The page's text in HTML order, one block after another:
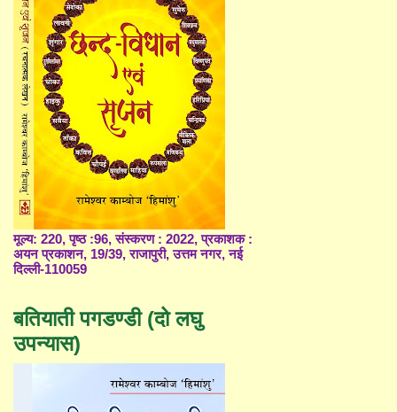
मूल्य: 220, पृष्ठ :96, संस्करण : 2022, प्रकाशक :
अयन प्रकाशन, 19/39, राजापुरी, उत्तम नगर, नई
दिल्ली-110059
बतियाती पगडण्डी (दो लघु
उपन्यास)